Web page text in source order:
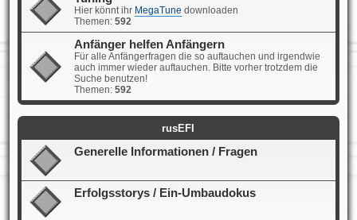
Hier könnt ihr MegaTune downloaden
Themen: 592
Anfänger helfen Anfängern
Für alle Anfängerfragen die so auftauchen und irgendwie
auch immer wieder auftauchen. Bitte vorher trotzdem die
Suche benutzen!
Themen: 592
rusEFI
Generelle Informationen / Fragen
Erfolgsstorys / Ein-Umbaudokus